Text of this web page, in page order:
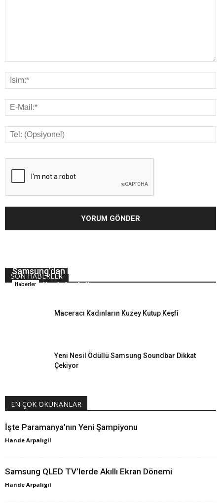
SON HABERLER
Samsung’dan Bir İlk Daha
Haberler Hande Arpalıgil
Maceracı Kadınların Kuzey Kutup Keşfi
Yeni Nesil Ödüllü Samsung Soundbar Dikkat
Çekiyor
EN ÇOK OKUNANLAR
İşte Paramanya’nın Yeni Şampiyonu
Hande Arpalıgil
Samsung QLED TV’lerde Akıllı Ekran Dönemi
Hande Arpalıgil